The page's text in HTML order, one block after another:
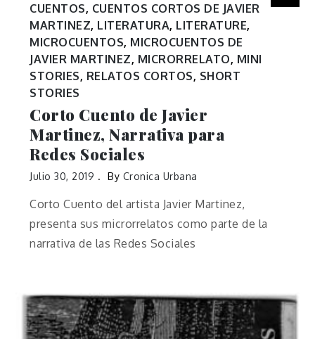
CUENTOS, CUENTOS CORTOS DE JAVIER
MARTINEZ, LITERATURA, LITERATURE,
MICROCUENTOS, MICROCUENTOS DE
JAVIER MARTINEZ, MICRORRELATO, MINI
STORIES, RELATOS CORTOS, SHORT
STORIES
Corto Cuento de Javier
Martinez, Narrativa para
Redes Sociales
Julio 30, 2019 By Cronica Urbana
Corto Cuento del artista Javier Martinez,
presenta sus microrrelatos como parte de la
narrativa de las Redes Sociales